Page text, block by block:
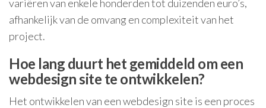
variëren van enkele honderden tot duizenden euro’s,
afhankelijk van de omvang en complexiteit van het
project.
Hoe lang duurt het gemiddeld om een
webdesign site te ontwikkelen?
Het ontwikkelen van een webdesign site is een proces